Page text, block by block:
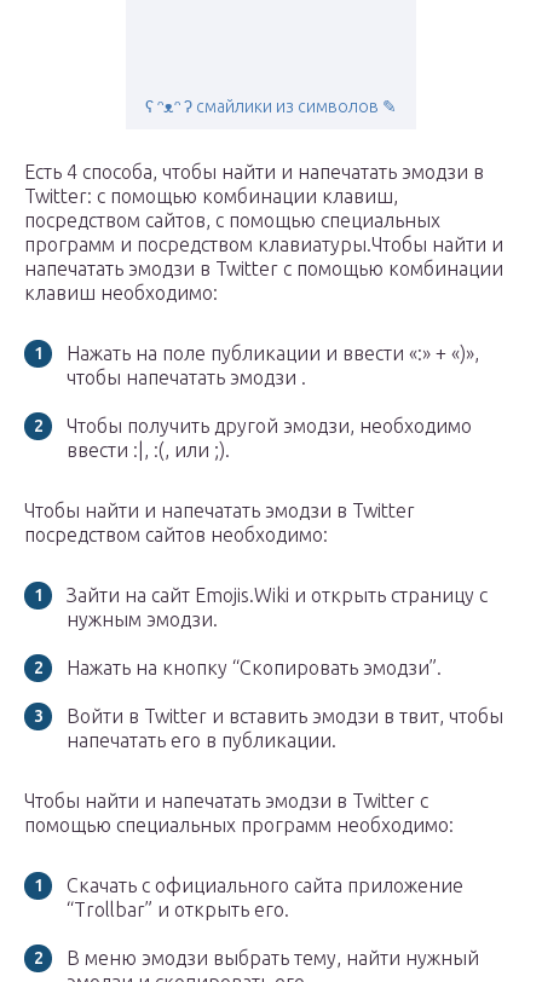
ʕ ᵔᴥᵔ ʔ смайлики из символов ✎
Есть 4 способа, чтобы найти и напечатать эмодзи в
Twitter: с помощью комбинации клавиш,
посредством сайтов, с помощью специальных
программ и посредством клавиатуры.Чтобы найти и
напечатать эмодзи в Twitter с помощью комбинации
клавиш необходимо:
Нажать на поле публикации и ввести «:» + «)»,
чтобы напечатать эмодзи .
Чтобы получить другой эмодзи, необходимо
ввести :|, :(, или ;).
Чтобы найти и напечатать эмодзи в Twitter
посредством сайтов необходимо:
Зайти на сайт Emojis.Wiki и открыть страницу с
нужным эмодзи.
Нажать на кнопку “Скопировать эмодзи”.
Войти в Twitter и вставить эмодзи в твит, чтобы
напечатать его в публикации.
Чтобы найти и напечатать эмодзи в Twitter с
помощью специальных программ необходимо:
Скачать c официального сайта приложение
“Trollbar” и открыть его.
В меню эмодзи выбрать тему, найти нужный